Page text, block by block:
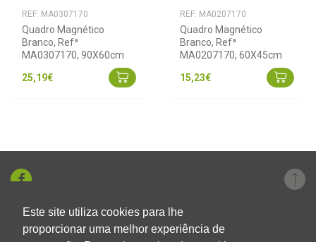
Este site utiliza cookies para lhe
proporcionar uma melhor experiência de
REF: MA0307170
Quadro Magnético
Branco, Refª
MA0307170, 90X60cm
25,19€
REF: MA0207170
Quadro Magnético
Branco, Refª
MA0207170, 60X45cm
15,23€
+351 219 326 696